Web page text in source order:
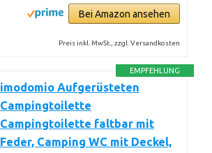
Bei Amazon ansehen
Preis inkl. MwSt., zzgl. Versandkosten
EMPFEHLUNG
imodomio Aufgerüsteten
Campingtoilette
Campingtoilette faltbar mit
Feder, Camping WC mit Deckel,